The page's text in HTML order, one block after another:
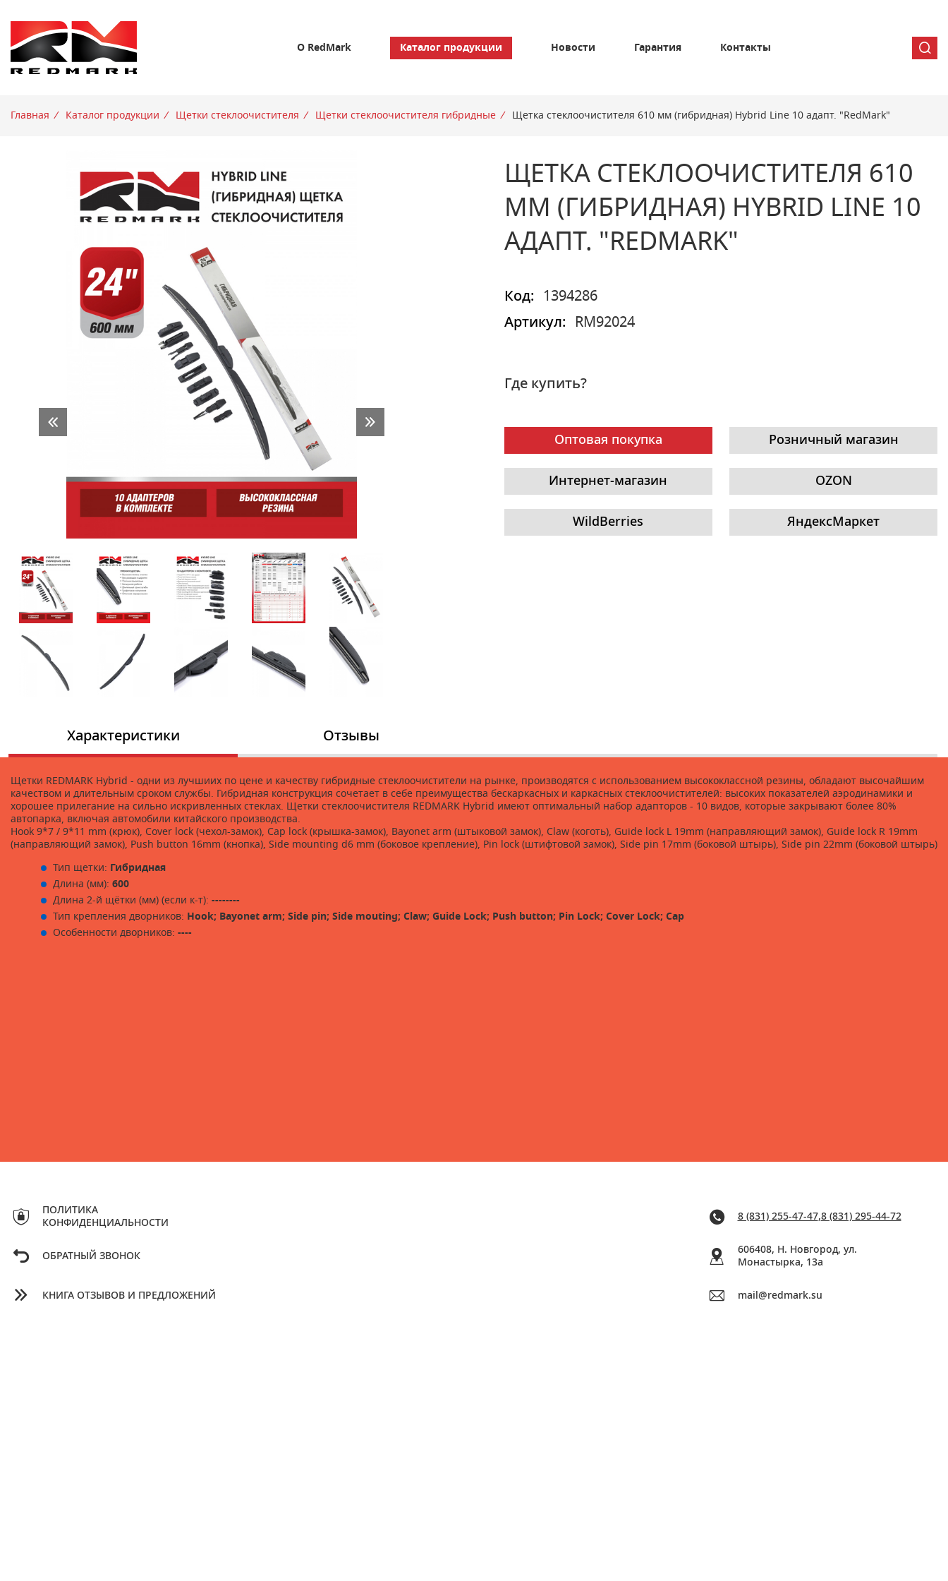
О RedMark Каталог продукции Новости Гарантия Контакты
Главная / Каталог продукции / Щетки стеклоочистителя / Щетки стеклоочистителя гибридные / Щетка стеклоочистителя 610 мм (гибридная) Hybrid Line 10 адапт. "RedMark"
ЩЕТКА СТЕКЛООЧИСТИТЕЛЯ 610
ММ (ГИБРИДНАЯ) HYBRID LINE 10
АДАПТ. "REDMARK"
Код:
1394286
Артикул:
RM92024
Где купить?
Оптовая покупка Розничный магазин
Интернет-магазин OZON
WildBerries ЯндексМаркет
Характеристики
Щетки REDMARK Hybrid - одни из лучшиих по цене и качеству гибридные стеклоочистители на рынке, производятся с использованием высококлассной резины, обладают высочайшим
качеством и длительным сроком службы. Гибридная конструкция сочетает в себе преимущества бескаркасных и каркасных стеклоочистителей: высоких показателей аэродинамики и
хорошее прилегание на сильно искривленных стеклах. Щетки стеклоочистителя REDMARK Hybrid имеют оптимальный набор адапторов - 10 видов, которые закрывают более 80%
автопарка, включая автомобили китайского производства.
Hook 9*7 / 9*11 mm (крюк), Cover lock (чехол-замок), Cap lock (крышка-замок), Bayonet arm (штыковой замок), Claw (коготь), Guide lock L 19mm (направляющий замок), Guide lock R 19mm
(направляющий замок), Push button 16mm (кнопка), Side mounting d6 mm (боковое крепление), Pin lock (штифтовой замок), Side pin 17mm (боковой штырь), Side pin 22mm (боковой штырь)
Тип щетки: Гибридная
Длина (мм): 600
Длина 2-й щётки (мм) (если к-т): --------
Тип крепления дворников: Hook; Bayonet arm; Side pin; Side mouting; Claw; Guide Lock; Push button; Pin Lock; Cover Lock; Cap
Особенности дворников: ----
Отзывы
ПОЛИТИКА
КОНФИДЕНЦИАЛЬНОСТИ
ОБРАТНЫЙ ЗВОНОК
КНИГА ОТЗЫВОВ И ПРЕДЛОЖЕНИЙ
8 (831) 255-47-47,8 (831) 295-44-72
606408, Н. Новгород, ул.
Монастырка, 13a
mail@redmark.su